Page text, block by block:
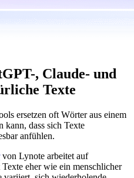
, Claude- und
Texte
ersetzen oft Wörter aus einem
kann, dass sich Texte
anfühlen.
von Lynote arbeitet auf
eher wie ein menschlicher